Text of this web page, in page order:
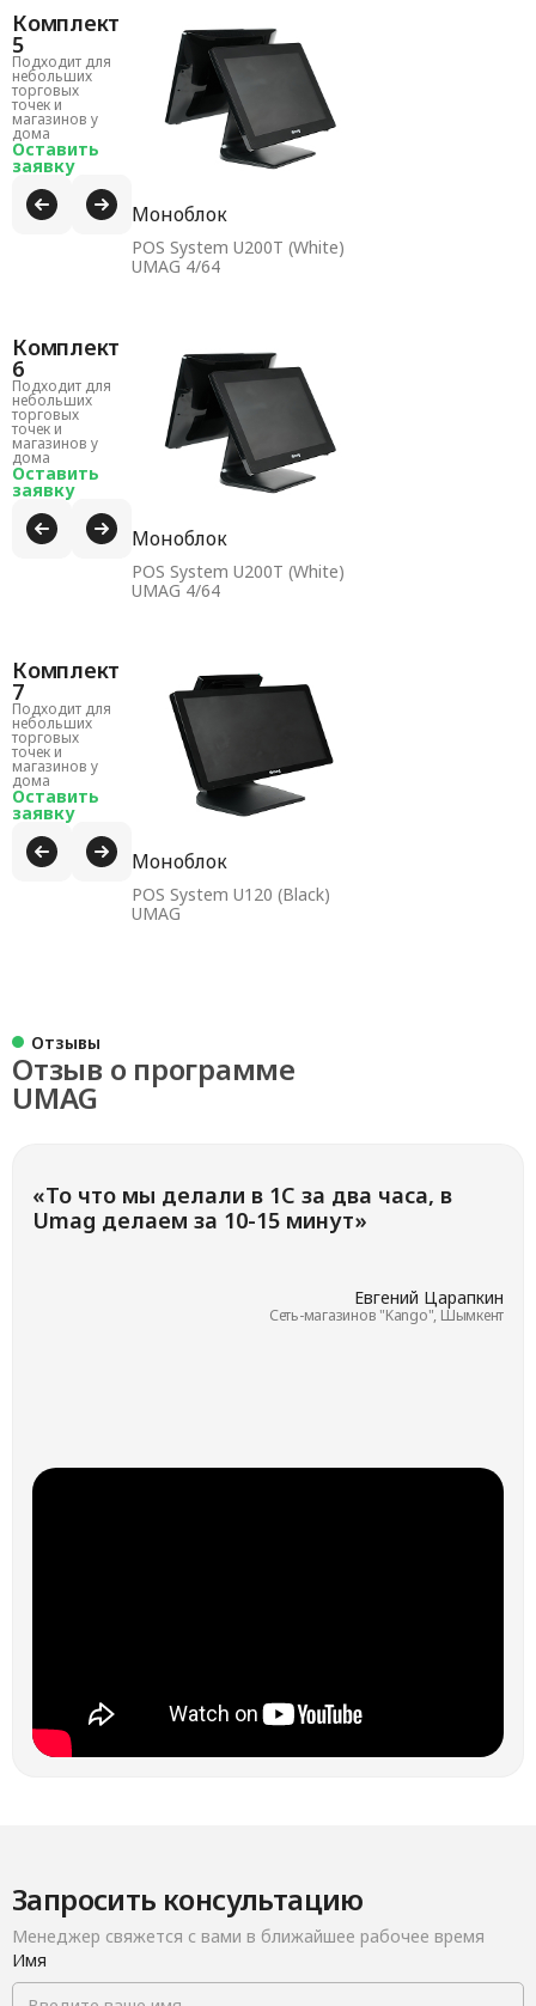
Комплект
5
Подходит для
небольших
торговых
точек и
магазинов у
дома
Оставить
заявку
Моноблок
POS System U200T (White)
UMAG 4/64
Комплект
6
Подходит для
небольших
торговых
точек и
магазинов у
дома
Оставить
заявку
Моноблок
POS System U200T (White)
UMAG 4/64
Комплект
7
Подходит для
небольших
торговых
точек и
магазинов у
дома
Оставить
заявку
Моноблок
POS System U120 (Black)
UMAG
Отзывы
Отзыв о программе
UMAG
«То что мы делали в 1С за два часа, в
Umag делаем за 10-15 минут»
Евгений Царапкин
Сеть-магазинов "Kango", Шымкент
Запросить консультацию
Менеджер свяжется с вами в ближайшее рабочее время
Имя